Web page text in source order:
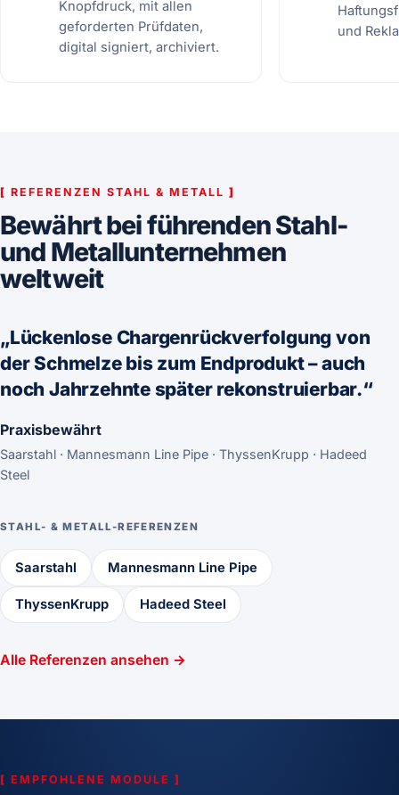
Knopfdruck, mit allen
geforderten Prüfdaten,
digital signiert, archiviert.
und
[ REFERENZEN STAHL & METALL ]
Bewährt bei führenden Stahl-
und Metallunternehmen
weltweit
„Lückenlose Chargenrückverfolgung von
der Schmelze bis zum Endprodukt – auch
noch Jahrzehnte später rekonstruierbar.“
Praxisbewährt
Saarstahl · Mannesmann Line Pipe · ThyssenKrupp · Hadeed
Steel
STAHL- & METALL-REFERENZEN
Saarstahl Mannesmann Line Pipe
ThyssenKrupp Hadeed Steel
Alle Referenzen ansehen →
[ EMPFOHLENE MODULE ]